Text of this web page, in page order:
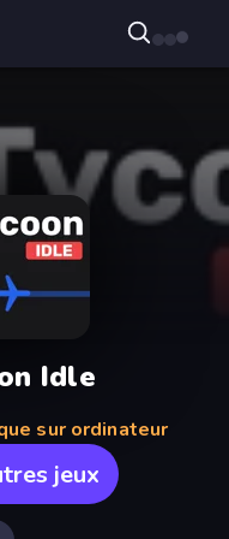
Idle
sur ordinateur
jeux